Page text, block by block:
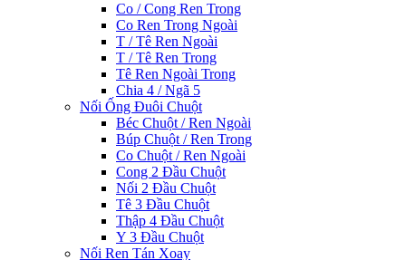
Co / Cong Ren Trong
Co Ren Trong Ngoài
T / Tê Ren Ngoài
T / Tê Ren Trong
Tê Ren Ngoài Trong
Chia 4 / Ngã 5
Nối Ống Đuôi Chuột
Béc Chuột / Ren Ngoài
Búp Chuột / Ren Trong
Co Chuột / Ren Ngoài
Cong 2 Đầu Chuột
Nối 2 Đầu Chuột
Tê 3 Đầu Chuột
Thập 4 Đầu Chuột
Y 3 Đầu Chuột
Nối Ren Tán Xoay